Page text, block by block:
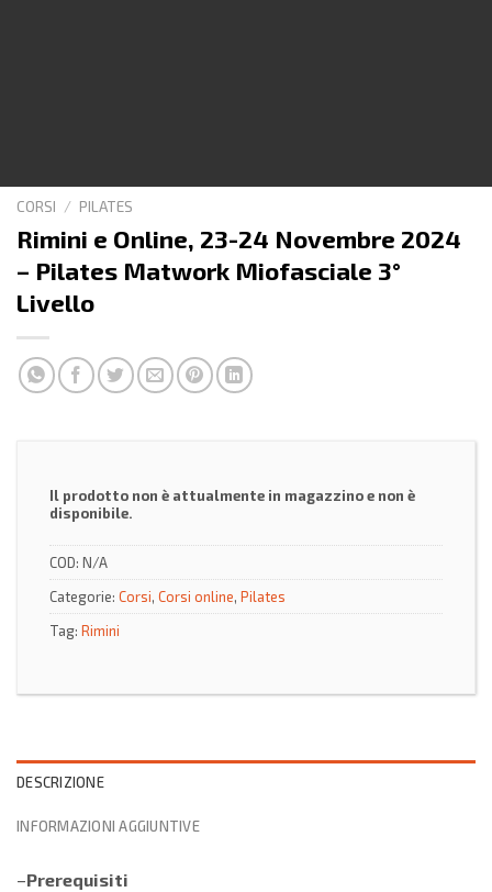
CORSI / PILATES
Rimini e Online, 23-24 Novembre 2024
– Pilates Matwork Miofasciale 3°
Livello
Il prodotto non è attualmente in magazzino e non è
disponibile.
COD: N/A
Categorie: Corsi, Corsi online, Pilates
Tag: Rimini
DESCRIZIONE
INFORMAZIONI AGGIUNTIVE
–Prerequisiti